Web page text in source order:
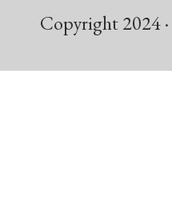
Copyright 2024 ·